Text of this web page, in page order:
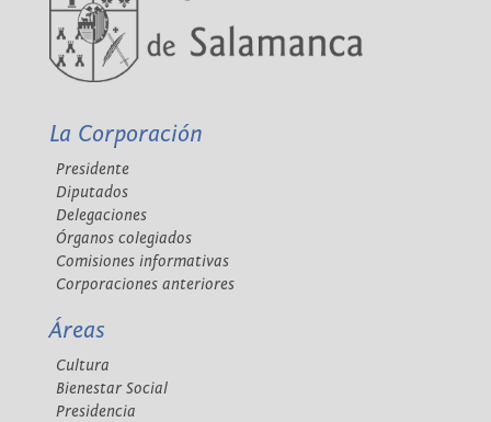
La Corporación
Presidente
Diputados
Delegaciones
Órganos colegiados
Comisiones informativas
Corporaciones anteriores
Áreas
Cultura
Bienestar Social
Presidencia